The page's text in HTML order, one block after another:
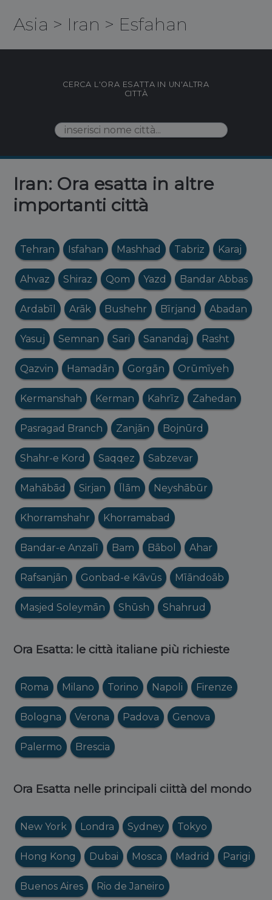
Asia > Iran > Esfahan
CERCA L'ORA ESATTA IN UN'ALTRA
CITTÀ
Iran: Ora esatta in altre
importanti città
Tehran Isfahan Mashhad Tabriz Karaj
Ahvaz Shiraz Qom Yazd Bandar Abbas
Ardabīl Arāk Bushehr Bīrjand Abadan
Yasuj Semnan Sari Sanandaj Rasht
Qazvin Hamadān Gorgān Orūmīyeh
Kermanshah Kerman Kahrīz Zahedan
Pasragad Branch Zanjān Bojnūrd
Shahr-e Kord Saqqez Sabzevar
Mahābād Sirjan Īlām Neyshābūr
Khorramshahr Khorramabad
Bandar-e Anzalī Bam Bābol Ahar
Rafsanjān Gonbad-e Kāvūs Mīāndoāb
Masjed Soleymān Shūsh Shahrud
Ora Esatta: le città italiane più richieste
Roma Milano Torino Napoli Firenze
Bologna Verona Padova Genova
Palermo Brescia
Ora Esatta nelle principali ciittà del mondo
New York Londra Sydney Tokyo
Hong Kong Dubai Mosca Madrid Parigi
Buenos Aires Rio de Janeiro